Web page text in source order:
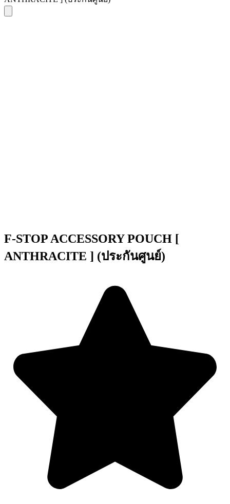
F-STOP ACCESSORY POUCH [
ANTHRACITE ] (ประกันศูนย์)